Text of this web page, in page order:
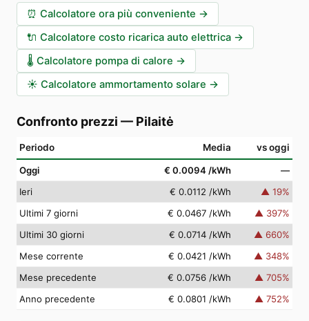
⏰ Calcolatore ora più conveniente →
🔌 Calcolatore costo ricarica auto elettrica →
🌡️ Calcolatore pompa di calore →
☀️ Calcolatore ammortamento solare →
Confronto prezzi — Pilaitė
Periodo Media vs oggi
Oggi € 0.0094 /kWh
—
Ieri
€ 0.0112 /kWh ▲ 19%
Ultimi 7 giorni
€ 0.0467 /kWh ▲ 397%
Ultimi 30 giorni
€ 0.0714 /kWh ▲ 660%
Mese corrente
€ 0.0421 /kWh ▲ 348%
Mese precedente
€ 0.0756 /kWh ▲ 705%
Anno precedente
€ 0.0801 /kWh ▲ 752%